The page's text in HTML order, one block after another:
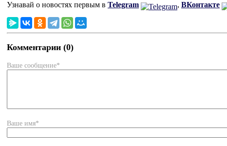
Узнавай о новостях первым в Telegram , ВКонтакте
Комментарии (0)
Ваше сообщение*
Ваше имя*